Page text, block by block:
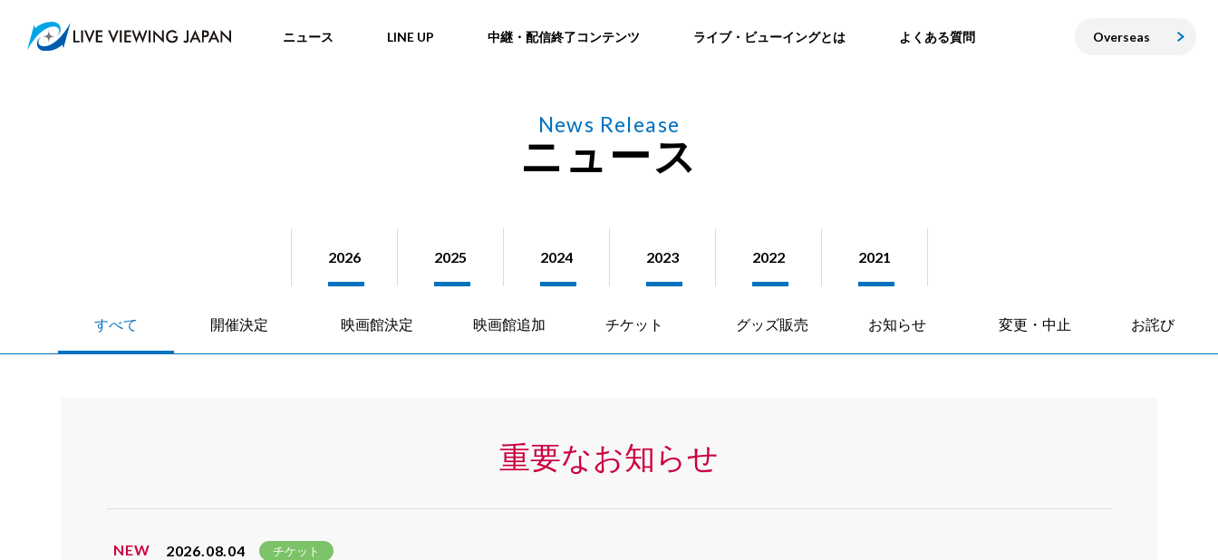
ニュース LINE UP 中継・配信終了コンテンツ ライブ・ビューイングとは よくある質問 Overseas
News Release
ニュース
2026 2025 2024 2023 2022 2021
すべて 開催決定 映画館決定 映画館追加 チケット グッズ販売 お知らせ 変更・中止 お詫び
重要なお知らせ
NEW 2026.08.04 チケット